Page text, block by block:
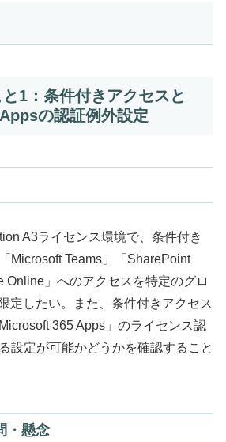
1：条件付きアクセスと
の認証例外設定
A3ライセンス環境で、条件付き
Microsoft Teams」「SharePoint
Online」へのアクセスを特定のグロ
定したい。また、条件付きアクセス
365 Apps」のライセンス認
設定が可能かどうかを確認すること
・懸念